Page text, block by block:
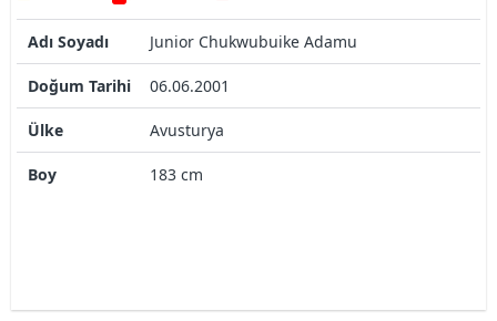
Adı Soyadı Junior Chukwubuike Adamu
Doğum Tarihi 06.06.2001
Ülke Avusturya
Boy 183 cm